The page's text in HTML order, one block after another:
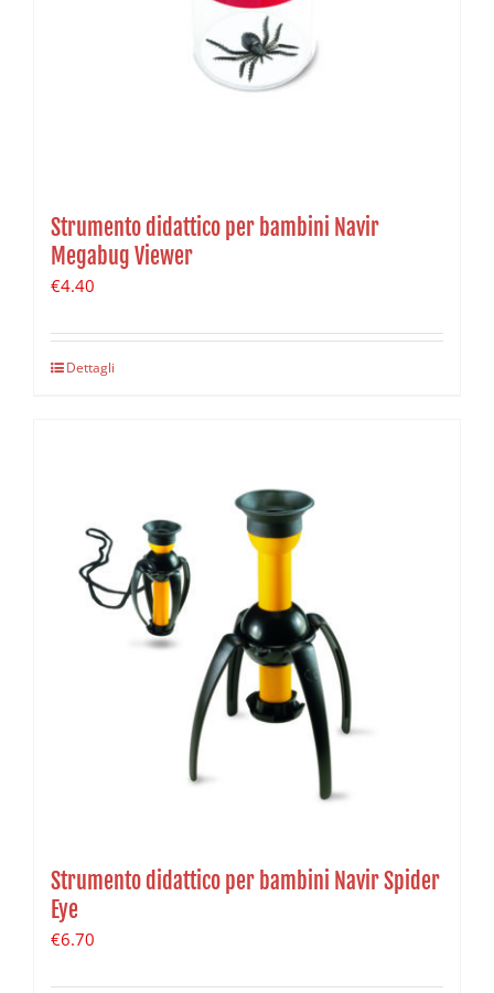
Strumento didattico per bambini Navir
Megabug Viewer
€4.40
Dettagli
Strumento didattico per bambini Navir Spider
Eye
€6.70